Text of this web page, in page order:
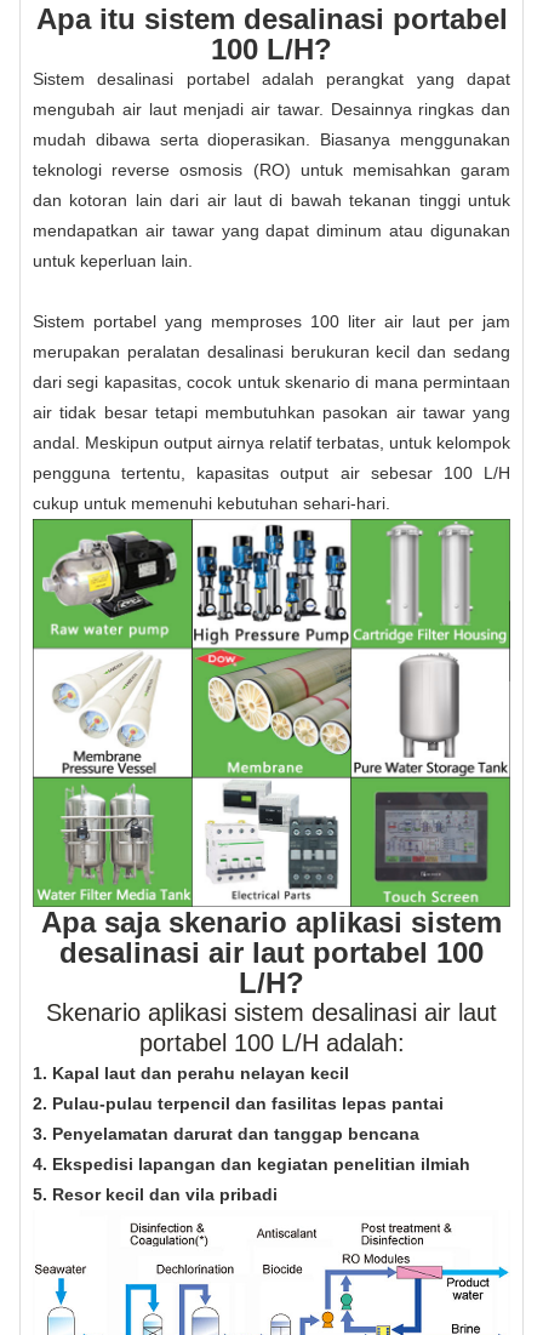
Apa itu sistem desalinasi portabel
100 L/H?
Sistem desalinasi portabel adalah perangkat yang dapat
mengubah air laut menjadi air tawar. Desainnya ringkas dan
mudah dibawa serta dioperasikan. Biasanya menggunakan
teknologi reverse osmosis (RO) untuk memisahkan garam
dan kotoran lain dari air laut di bawah tekanan tinggi untuk
mendapatkan air tawar yang dapat diminum atau digunakan
untuk keperluan lain.
Sistem portabel yang memproses 100 liter air laut per jam
merupakan peralatan desalinasi berukuran kecil dan sedang
dari segi kapasitas, cocok untuk skenario di mana permintaan
air tidak besar tetapi membutuhkan pasokan air tawar yang
andal. Meskipun output airnya relatif terbatas, untuk kelompok
pengguna tertentu, kapasitas output air sebesar 100 L/H
cukup untuk memenuhi kebutuhan sehari-hari.
Apa saja skenario aplikasi sistem
desalinasi air laut portabel 100
L/H?
Skenario aplikasi sistem desalinasi air laut
portabel 100 L/H adalah:
1. Kapal laut dan perahu nelayan kecil
2. Pulau-pulau terpencil dan fasilitas lepas pantai
3. Penyelamatan darurat dan tanggap bencana
4. Ekspedisi lapangan dan kegiatan penelitian ilmiah
5. Resor kecil dan vila pribadi